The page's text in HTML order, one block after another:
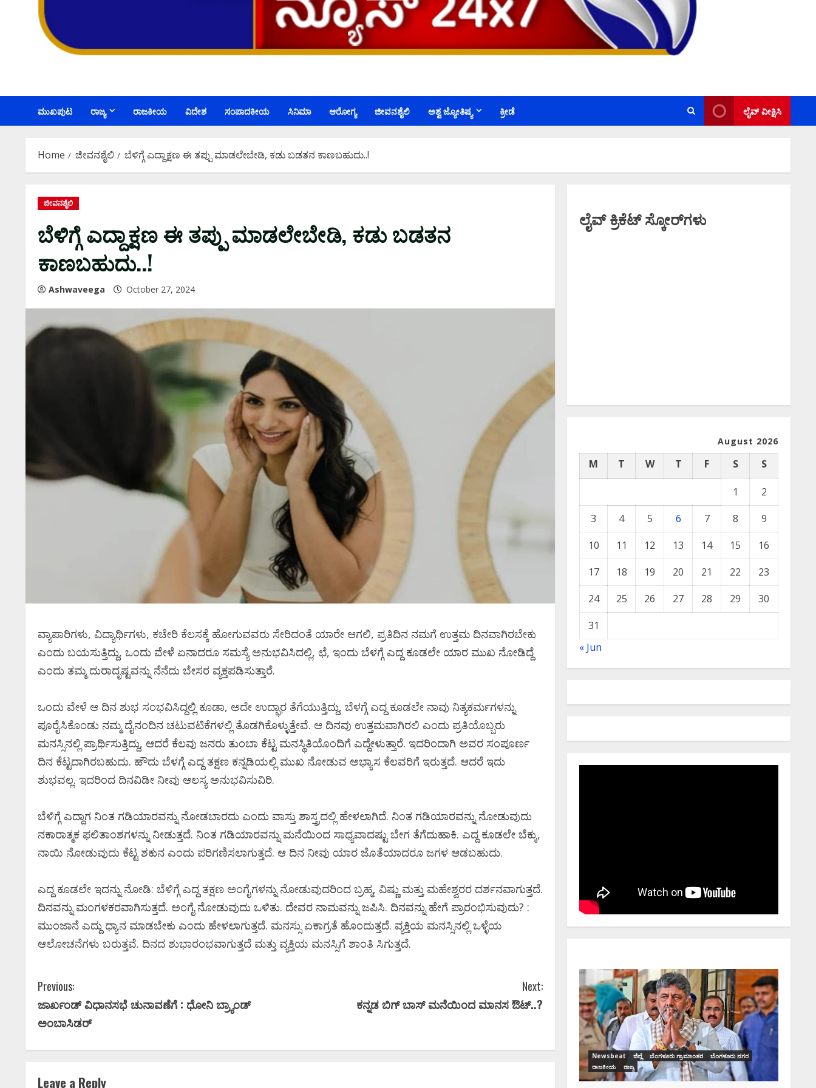
ಮುಖಪುಟ ರಾಜ್ಯ ರಾಜಕೀಯ ವಿದೇಶ ಸಂಪಾದಕೀಯ ಸಿನಿಮಾ ಆರೋಗ್ಯ ಜೀವನಶೈಲಿ ಅಶ್ವ ಜ್ಯೋತಿಷ್ಯ ಕ್ರೀಡೆ ಲೈವ್ ವೀಕ್ಷಿಸಿ
Home ಜೀವನಶೈಲಿ ಬೆಳಿಗ್ಗೆ ಎದ್ದಾಕ್ಷಣ ಈ ತಪ್ಪು ಮಾಡಲೇಬೇಡಿ, ಕಡು ಬಡತನ ಕಾಣಬಹುದು..!
ಜೀವನಶೈಲಿ
ಬೆಳಿಗ್ಗೆ ಎದ್ದಾಕ್ಷಣ ಈ ತಪ್ಪು ಮಾಡಲೇಬೇಡಿ, ಕಡು ಬಡತನ
ಕಾಣಬಹುದು..!
Ashwaveega October 27, 2024
ವ್ಯಾಪಾರಿಗಳು, ವಿದ್ಯಾರ್ಥಿಗಳು, ಕಚೇರಿ ಕೆಲಸಕ್ಕೆ ಹೋಗುವವರು ಸೇರಿದಂತೆ ಯಾರೇ ಆಗಲಿ, ಪ್ರತಿದಿನ ನಮಗೆ ಉತ್ತಮ ದಿನವಾಗಿರಬೇಕು
ಎಂದು ಬಯಸುತ್ತಿದ್ದು, ಒಂದು ವೇಳೆ ಏನಾದರೂ ಸಮಸ್ಯೆ ಅನುಭವಿಸಿದಲ್ಲಿ, ಛೆ, ಇಂದು ಬೆಳಗ್ಗೆ ಎದ್ದ ಕೂಡಲೇ ಯಾರ ಮುಖ ನೋಡಿದ್ದೆ
ಎಂದು ತಮ್ಮ ದುರಾದೃಷ್ಟವನ್ನು ನೆನೆದು ಬೇಸರ ವ್ಯಕ್ತಪಡಿಸುತ್ತಾರೆ.
ಒಂದು ವೇಳೆ ಆ ದಿನ ಶುಭ ಸಂಭವಿಸಿದ್ದಲ್ಲಿ ಕೂಡಾ, ಅದೇ ಉದ್ಘಾರ ತೆಗೆಯುತ್ತಿದ್ದು, ಬೆಳಗ್ಗೆ ಎದ್ದ ಕೂಡಲೇ ನಾವು ನಿತ್ಯಕರ್ಮಗಳನ್ನು
ಪೂರೈಸಿಕೊಂಡು ನಮ್ಮ ದೈನಂದಿನ ಚಟುವಟಿಕೆಗಳಲ್ಲಿ ತೊಡಗಿಕೊಳ್ಳುತ್ತೇವೆ. ಆ ದಿನವು ಉತ್ತಮವಾಗಿರಲಿ ಎಂದು ಪ್ರತಿಯೊಬ್ಬರು
ಮನಸ್ಸಿನಲ್ಲಿ ಪ್ರಾರ್ಥಿಸುತ್ತಿದ್ದು, ಆದರೆ ಕೆಲವು ಜನರು ತುಂಬಾ ಕೆಟ್ಟ ಮನಸ್ಥಿತಿಯೊಂದಿಗೆ ಎದ್ದೇಳುತ್ತಾರೆ. ಇದರಿಂದಾಗಿ ಅವರ ಸಂಪೂರ್ಣ
ದಿನ ಕೆಟ್ಟದಾಗಿರಬಹುದು. ಹೌದು ಬೆಳಗ್ಗೆ ಎದ್ದ ತಕ್ಷಣ ಕನ್ನಡಿಯಲ್ಲಿ ಮುಖ ನೋಡುವ ಅಭ್ಯಾಸ ಕೆಲವರಿಗೆ ಇರುತ್ತದೆ. ಆದರೆ ಇದು
ಶುಭವಲ್ಲ. ಇದರಿಂದ ದಿನವಿಡೀ ನೀವು ಆಲಸ್ಯ ಅನುಭವಿಸುವಿರಿ.
ಬೆಳಿಗ್ಗೆ ಎದ್ದಾಗ ನಿಂತ ಗಡಿಯಾರವನ್ನು ನೋಡಬಾರದು ಎಂದು ವಾಸ್ತು ಶಾಸ್ತ್ರದಲ್ಲಿ ಹೇಳಲಾಗಿದೆ. ನಿಂತ ಗಡಿಯಾರವನ್ನು ನೋಡುವುದು
ನಕಾರಾತ್ಮಕ ಫಲಿತಾಂಶಗಳನ್ನು ನೀಡುತ್ತದೆ. ನಿಂತ ಗಡಿಯಾರವನ್ನು ಮನೆಯಿಂದ ಸಾಧ್ಯವಾದಷ್ಟು ಬೇಗ ತೆಗೆದುಹಾಕಿ. ಎದ್ದ ಕೂಡಲೇ ಬೆಕ್ಕು,
ನಾಯಿ ನೋಡುವುದು ಕೆಟ್ಟ ಶಕುನ ಎಂದು ಪರಿಗಣಿಸಲಾಗುತ್ತದೆ. ಆ ದಿನ ನೀವು ಯಾರ ಜೊತೆಯಾದರೂ ಜಗಳ ಆಡಬಹುದು.
ಎದ್ದ ಕೂಡಲೇ ಇದನ್ನು ನೋಡಿ: ಬೆಳಿಗ್ಗೆ ಎದ್ದ ತಕ್ಷಣ ಅಂಗೈಗಳನ್ನು ನೋಡುವುದರಿಂದ ಬ್ರಹ್ಮ, ವಿಷ್ಣು ಮತ್ತು ಮಹೇಶ್ವರರ ದರ್ಶನವಾಗುತ್ತದೆ.
ದಿನವನ್ನು ಮಂಗಳಕರವಾಗಿಸುತ್ತದೆ. ಅಂಗೈ ನೋಡುವುದು ಒಳಿತು. ದೇವರ ನಾಮವನ್ನು ಜಪಿಸಿ. ದಿನವನ್ನು ಹೇಗೆ ಪ್ರಾರಂಭಿಸುವುದು? :
ಮುಂಜಾನೆ ಎದ್ದು ಧ್ಯಾನ ಮಾಡಬೇಕು ಎಂದು ಹೇಳಲಾಗುತ್ತದೆ. ಮನಸ್ಸು ಏಕಾಗ್ರತೆ ಹೊಂದುತ್ತದೆ. ವ್ಯಕ್ತಿಯ ಮನಸ್ಸಿನಲ್ಲಿ ಒಳ್ಳೆಯ
ಆಲೋಚನೆಗಳು ಬರುತ್ತವೆ. ದಿನದ ಶುಭಾರಂಭವಾಗುತ್ತದೆ ಮತ್ತು ವ್ಯಕ್ತಿಯ ಮನಸ್ಸಿಗೆ ಶಾಂತಿ ಸಿಗುತ್ತದೆ.
C
o
Previous:
ಜಾರ್ಖಂಡ್‌ ವಿಧಾನಸಭೆ ಚುನಾವಣೆಗೆ : ಧೋನಿ ಬ್ರ್ಯಾಂಡ್‌
ಅಂಬಾಸಿಡರ್‌
Next:
ಕನ್ನಡ ಬಿಗ್ ಬಾಸ್ ಮನೆಯಿಂದ ಮಾನಸ ಔಟ್..?
Leave a Reply
ಲೈವ್ ಕ್ರಿಕೆಟ್ ಸ್ಕೋರ್‌ಗಳು
August 2026
M T W T F S S
1
2
3
4 5 6 7 8
9
10
11 12 13 14 15
16
17
18 19 20 21 22
23
24
25 26 27 28 29
30
31
« Jun
Newsbeat ಜಿಲ್ಲೆ ರಾಜಕೀಯ ರಾಜ್ಯ
ಡಿಕೆಶಿ ಜತೆ 14 ಮಂದಿ
ಪ್ರಮಾಣವಚನ ಸಾಧ್ಯತೆ.. ಇಲ್ಲಿದೆ
ಸಂಭಾವ್ಯ ಸಚಿವರ ಫೈನಲ್ ಲಿಸ್ಟ್‌!
Ashwaveega June 3, 2026 0